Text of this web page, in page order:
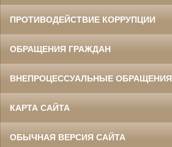
ПРОТИВОДЕЙСТВИЕ КОРРУПЦИИ
ОБРАЩЕНИЯ ГРАЖДАН
ВНЕПРОЦЕССУАЛЬНЫЕ ОБРАЩЕНИЯ
КАРТА САЙТА
ОБЫЧНАЯ ВЕРСИЯ САЙТА